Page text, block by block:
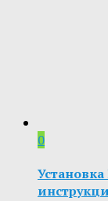
0
Установка